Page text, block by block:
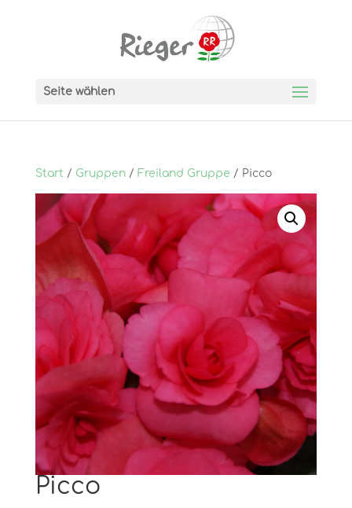
Seite wählen
Start / Gruppen/ Freiland Gruppe / Picco
Picco